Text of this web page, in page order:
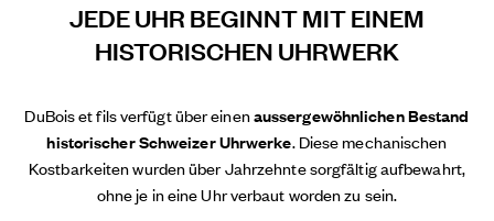
JEDE UHR BEGINNT MIT EINEM
HISTORISCHEN UHRWERK
DuBois et fils verfügt über einenaussergewöhnlichen Bestand
historischer Schweizer Uhrwerke. Diese mechanischen
Kostbarkeiten wurden über Jahrzehnte sorgfältig aufbewahrt,
ohne je in eine Uhr verbaut worden zu sein.